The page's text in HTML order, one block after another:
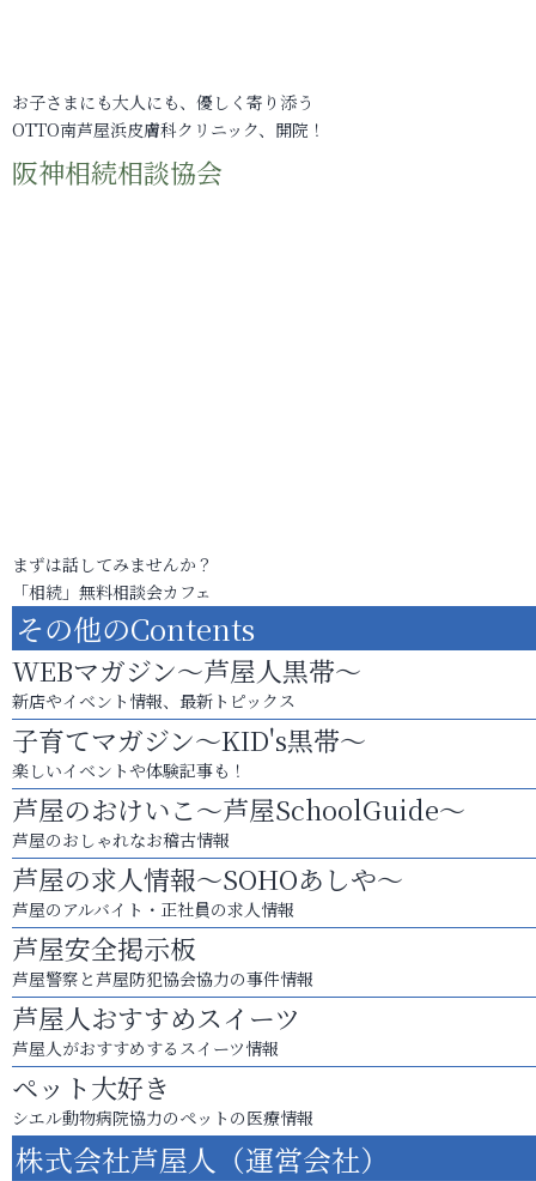
お子さまにも大人にも、優しく寄り添う
OTTO南芦屋浜皮膚科クリニック、開院！
阪神相続相談協会
まずは話してみませんか？
「相続」無料相談会カフェ
その他のContents
WEBマガジン～芦屋人黒帯～
新店やイベント情報、最新トピックス
子育てマガジン～KID's黒帯～
楽しいイベントや体験記事も！
芦屋のおけいこ～芦屋SchoolGuide～
芦屋のおしゃれなお稽古情報
芦屋の求人情報～SOHOあしや～
芦屋のアルバイト・正社員の求人情報
芦屋安全掲示板
芦屋警察と芦屋防犯協会協力の事件情報
芦屋人おすすめスイーツ
芦屋人がおすすめするスイーツ情報
ペット大好き
シエル動物病院協力のペットの医療情報
株式会社芦屋人（運営会社）